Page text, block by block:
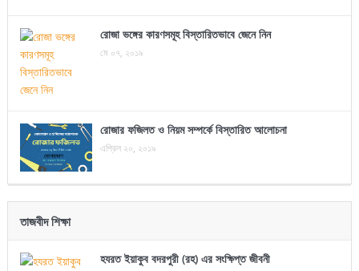
রোজা ভঙ্গের কারণসমূহ বিস্তারিতভাবে জেনে নিন
মে ০৭, ২০১৯
রোজার ফজিলত ও নিয়ম সম্পর্কে বিস্তারিত আলোচনা
এপ্রিল ২০, ২০১৯
তাজবীদ শিক্ষা
হযরত ইয়াকুব বদরপুরী (রহ) এর সংক্ষিপ্ত জীবনী